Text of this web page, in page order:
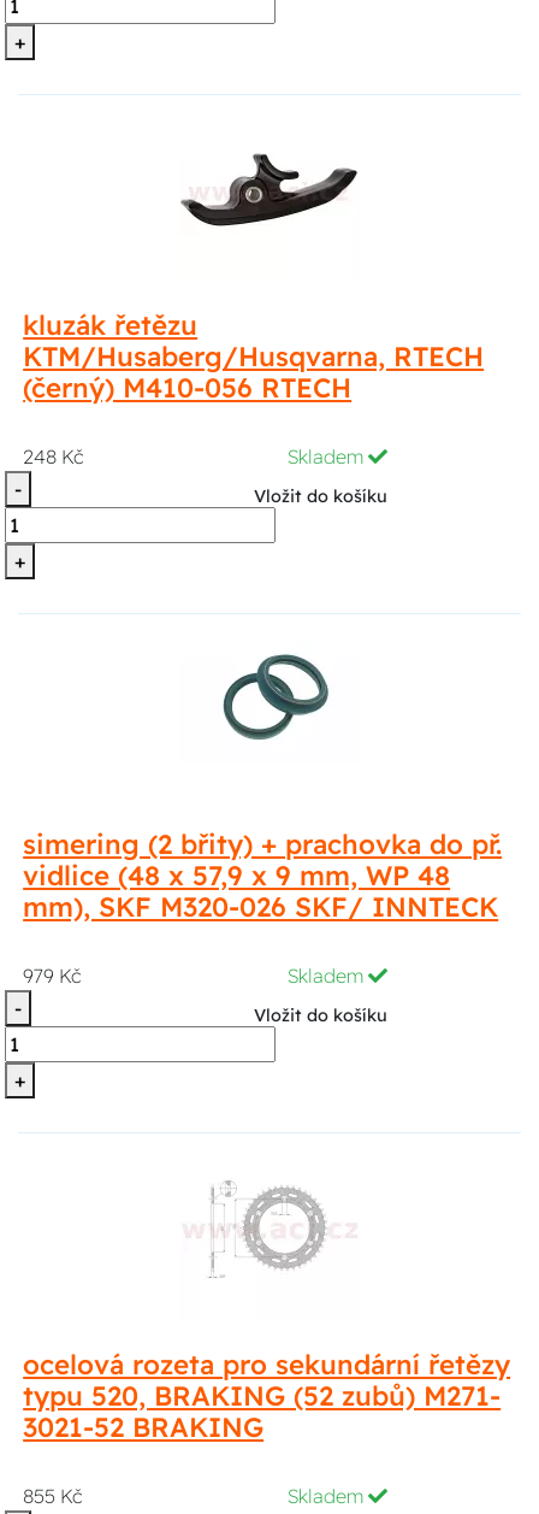
+
kluzák řetězu
KTM/Husaberg/Husqvarna, RTECH
(černý) M410-056 RTECH
248 Kč
Skladem
-
+
Vložit do košíku
simering (2 břity) + prachovka do př.
vidlice (48 x 57,9 x 9 mm, WP 48
mm), SKF M320-026 SKF/ INNTECK
979 Kč
Skladem
-
+
Vložit do košíku
ocelová rozeta pro sekundární řetězy
typu 520, BRAKING (52 zubů) M271-
3021-52 BRAKING
855 Kč
Skladem